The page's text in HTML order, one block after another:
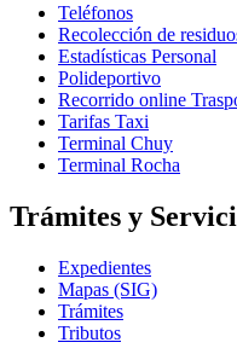
Teléfonos
Recolección de
Estadísticas Personal
Polideportivo
Recorrido online
Tarifas Taxi
Terminal Chuy
Terminal Rocha
Trámites y
Expedientes
Mapas (SIG)
Trámites
Tributos